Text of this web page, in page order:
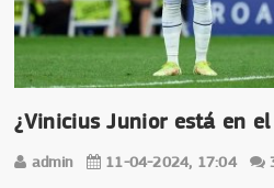
¿Vinicius Junior está en
admin 11-04-2024, 17:04